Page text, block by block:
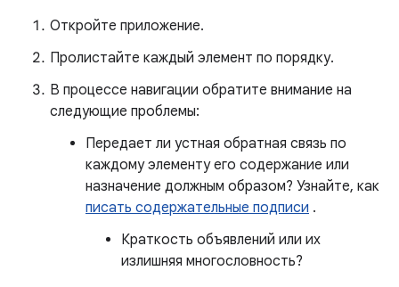
Откройте приложение.
Пролистайте каждый элемент по порядку.
В процессе навигации обратите внимание на
следующие проблемы:
Передает ли устная обратная связь по
каждому элементу его содержание или
назначение должным образом? Узнайте, как
писать содержательные подписи .
Краткость объявлений или их
излишняя многословность?